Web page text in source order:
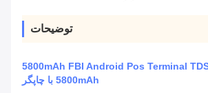
توضیحات
5800mAh FBI Android Pos Terminal
5800mAh با چاپگر